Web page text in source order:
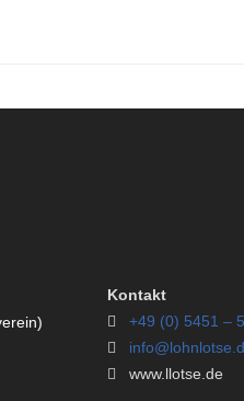
Kontakt
+49 (0) 5451 –
www.llotse.de